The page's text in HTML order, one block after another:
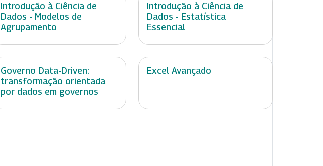
Introdução à Ciência de
Dados - Modelos de
Agrupamento
Introdução à Ciência de
Dados - Estatística
Essencial
Governo Data-Driven:
transformação orientada
por dados em governos
Excel Avançado